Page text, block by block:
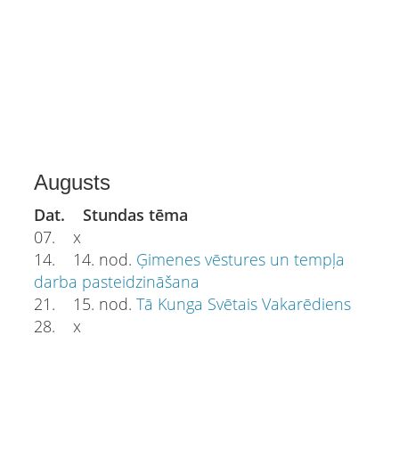
Augusts
Dat. Stundas tēma
07. x
14. 14. nod. Ģimenes vēstures un tempļa
darba pasteidzināšana
21. 15. nod. Tā Kunga Svētais Vakarēdiens
28. x